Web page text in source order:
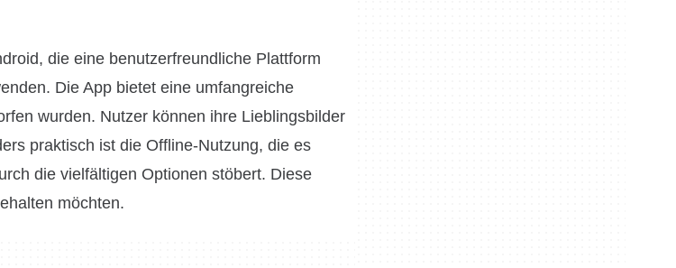
die eine benutzerfreundliche Plattform
Die App bietet eine umfangreiche
wurden. Nutzer können ihre Lieblingsbilder
praktisch ist die Offline-Nutzung, die es
die vielfältigen Optionen stöbert. Diese
möchten.